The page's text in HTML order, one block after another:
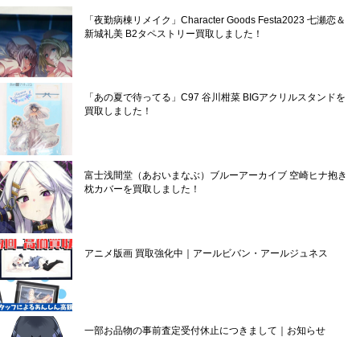
「夜勤病棟リメイク」Character Goods Festa2023 七瀬恋＆
新城礼美 B2タペストリー買取しました！
「あの夏で待ってる」C97 谷川柑菜 BIGアクリルスタンドを
買取しました！
富士浅間堂（あおいまなぶ）ブルーアーカイブ 空崎ヒナ抱き
枕カバーを買取しました！
アニメ版画 買取強化中｜アールビバン・アールジュネス
一部お品物の事前査定受付休止につきまして｜お知らせ